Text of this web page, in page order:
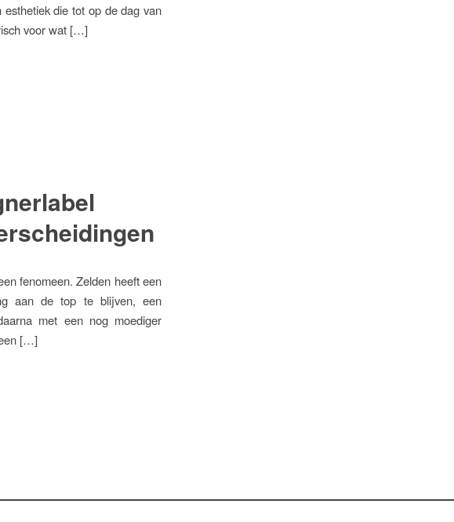
die tot op de dag van
voor wat […]
fenomeen. Zelden heeft een
aan de top te blijven, een
met een nog moediger
[…]